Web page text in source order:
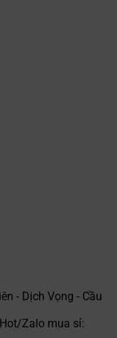
- Dịch Vọng - Cầu
Zalo mua sỉ: